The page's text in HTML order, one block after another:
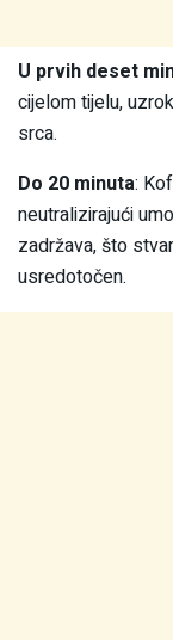
U prvih deset
cijelom tijelu,
srca.
Do 20 minuta:
neutralizirajući
zadržava, što
usredotočen.